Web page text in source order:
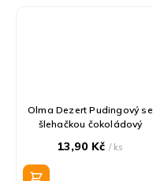
Olma Dezert Pudingový se
šlehačkou čokoládový
13,90 Kč/ ks